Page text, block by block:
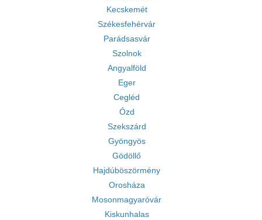
Kecskemét
Székesfehérvár
Parádsasvár
Szolnok
Angyalföld
Eger
Cegléd
Ózd
Szekszárd
Gyöngyös
Gödöllő
Hajdúböszörmény
Orosháza
Mosonmagyaróvár
Kiskunhalas